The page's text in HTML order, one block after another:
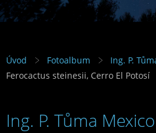
Úvod Fotoalbum
Ing. P.
Ferocactus steinesii, Cerro El Potosí
Ing. P. Tůma